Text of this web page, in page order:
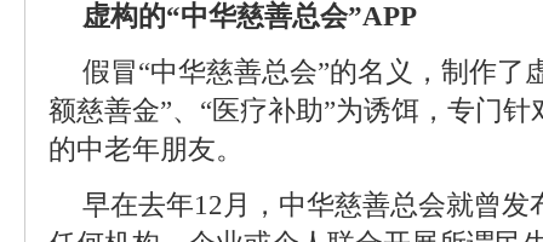
虚构的“中华慈善总会”APP
假冒“中华慈善总会”的名义，制作了
额慈善金”、“医疗补助”为诱饵，专门
的中老年朋友。
早在去年12月，中华慈善总会就曾发